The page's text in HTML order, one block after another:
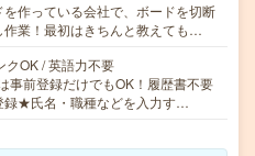
作っている会社で、ボードを切断
作業！最初はきちんと教えても…
クOK / 英語力不要
事前登録だけでもOK！履歴書不要
録★氏名・職種などを入力す…